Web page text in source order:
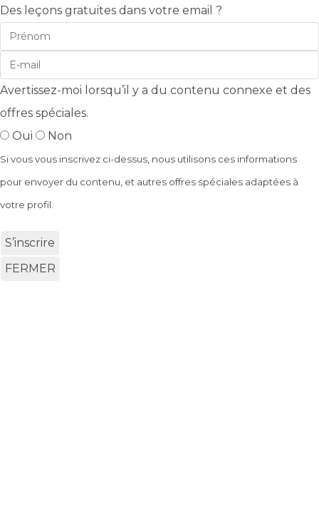
Des leçons gratuites dans votre email ?
Avertissez-moi lorsqu’il y a du contenu connexe et des
offres spéciales.
Oui
Non
Si vous vous inscrivez ci-dessus, nous utilisons ces informations
pour envoyer du contenu, et autres offres spéciales adaptées à
votre profil.
S’inscrire
FERMER